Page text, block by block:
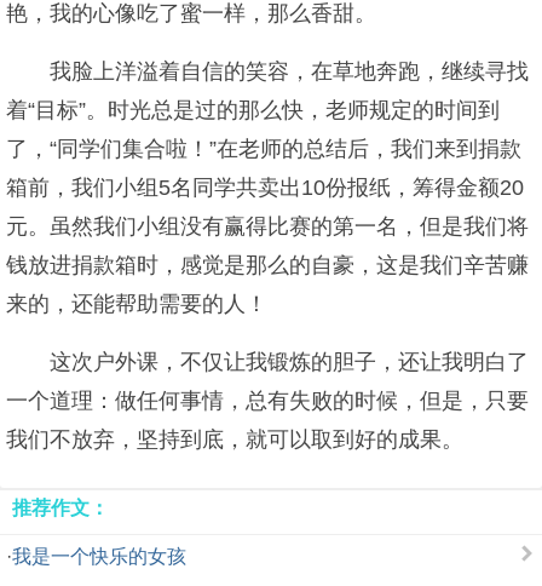
艳，我的心像吃了蜜一样，那么香甜。
我脸上洋溢着自信的笑容，在草地奔跑，继续寻找
着“目标”。时光总是过的那么快，老师规定的时间到
了，“同学们集合啦！”在老师的总结后，我们来到捐款
箱前，我们小组5名同学共卖出10份报纸，筹得金额20
元。虽然我们小组没有赢得比赛的第一名，但是我们将
钱放进捐款箱时，感觉是那么的自豪，这是我们辛苦赚
来的，还能帮助需要的人！
这次户外课，不仅让我锻炼的胆子，还让我明白了
一个道理：做任何事情，总有失败的时候，但是，只要
我们不放弃，坚持到底，就可以取到好的成果。
推荐作文：
·我是一个快乐的女孩